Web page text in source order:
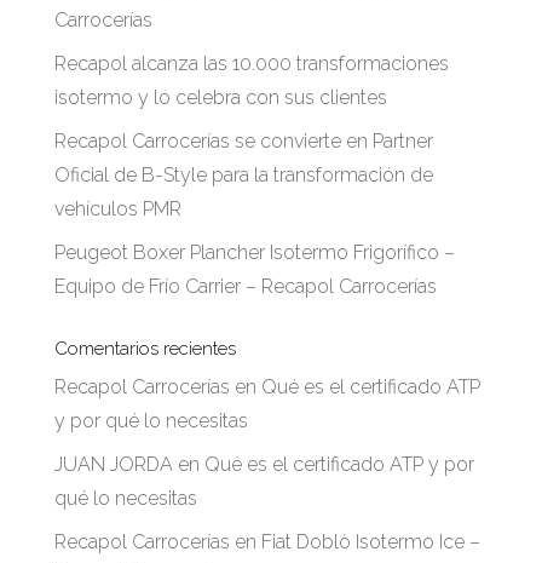
Carrocerías
Recapol alcanza las 10.000 transformaciones
isotermo y lo celebra con sus clientes
Recapol Carrocerías se convierte en Partner
Oficial de B-Style para la transformación de
vehículos PMR
Peugeot Boxer Plancher Isotermo Frigorífico –
Equipo de Frío Carrier – Recapol Carrocerías
Comentarios recientes
Recapol Carrocerías en Qué es el certificado ATP
y por qué lo necesitas
JUAN JORDAen Qué es el certificado ATP y por
qué lo necesitas
Recapol Carrocerías en Fiat Doblò Isotermo Ice –